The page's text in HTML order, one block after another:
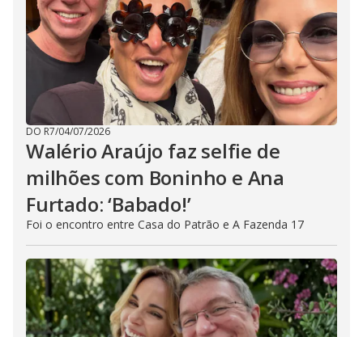
DO R7/04/07/2026
Walério Araújo faz selfie de
milhões com Boninho e Ana
Furtado: ‘Babado!’
Foi o encontro entre Casa do Patrão e A Fazenda 17